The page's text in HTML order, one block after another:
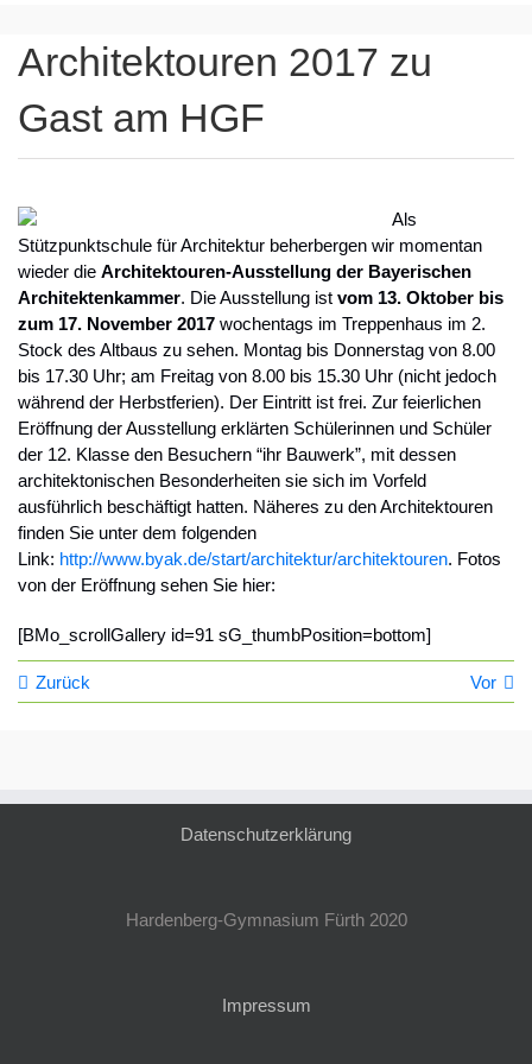
Architektouren 2017 zu
Gast am HGF
Als
Stützpunktschule für Architektur beherbergen wir momentan
wieder die Architektouren-Ausstellung der Bayerischen
Architektenkammer. Die Ausstellung ist vom 13. Oktober bis
zum 17. November 2017wochentags im Treppenhaus im 2.
Stock des Altbaus zu sehen. Montag bis Donnerstag von 8.00
bis 17.30 Uhr; am Freitag von 8.00 bis 15.30 Uhr (nicht jedoch
während der Herbstferien). Der Eintritt ist frei. Zur feierlichen
Eröffnung der Ausstellung erklärten Schülerinnen und Schüler
der 12. Klasse den Besuchern “ihr Bauwerk”, mit dessen
architektonischen Besonderheiten sie sich im Vorfeld
ausführlich beschäftigt hatten. Näheres zu den Architektouren
finden Sie unter dem folgenden
Link: http://www.byak.de/start/architektur/architektouren. Fotos
von der Eröffnung sehen Sie hier:
[BMo_scrollGallery id=91 sG_thumbPosition=bottom]
Zurück Vor
Datenschutzerklärung
Hardenberg-Gymnasium Fürth 2020
Impressum